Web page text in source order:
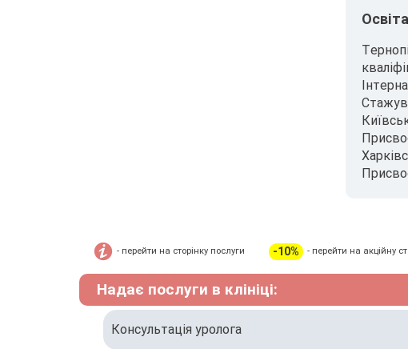
Освіта
- перейти на сторінку послуги -10% - перейти на акційну
Надає послуги в клініці:
Консультація уролога